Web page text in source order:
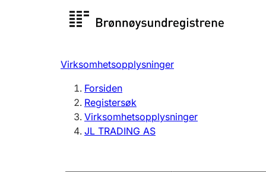
Registersøk
Registrere, endre, slette
Virksomhetsopplysninger
Forsiden
Registersøk
Virksomhetsopplysninger
JL TRADING AS